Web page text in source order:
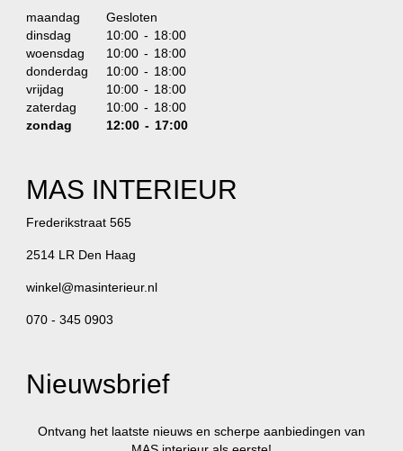
maandag
Gesloten
dinsdag
10:00 - 18:00
woensdag
10:00 - 18:00
donderdag
10:00 - 18:00
vrijdag
10:00 - 18:00
zaterdag
10:00 - 18:00
zondag
12:00 - 17:00
MAS INTERIEUR
Frederikstraat 565
2514 LR Den Haag
winkel@masinterieur.nl
070 - 345 0903
Nieuwsbrief
Ontvang het laatste nieuws en scherpe aanbiedingen van